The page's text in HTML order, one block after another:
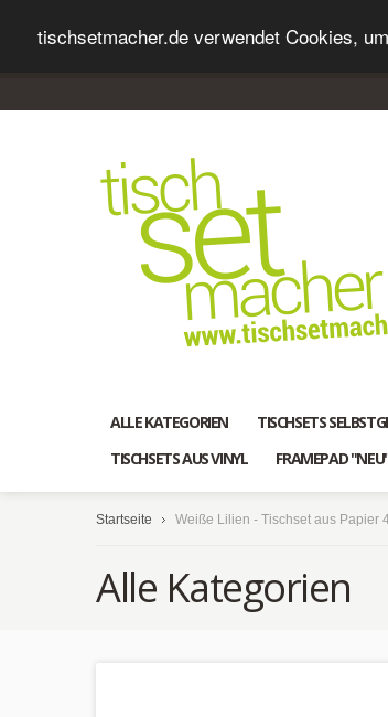
tischsetmacher.de verwendet Cookies,
ALLE KATEGORIEN TISCHSETS
TISCHSETS AUS VINYL
FRAMEPAD
Startseite Weiße Lilien - Tischset aus Papier
Alle Kategorien